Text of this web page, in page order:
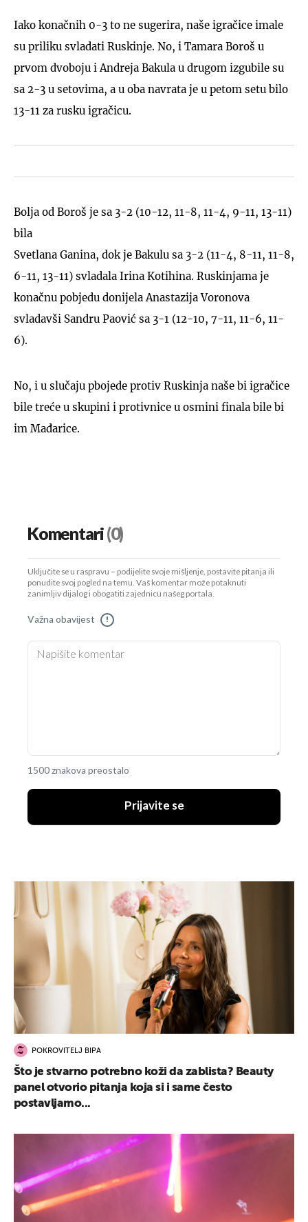
Iako konačnih 0-3 to ne sugerira, naše igračice imale
su priliku svladati Ruskinje. No, i Tamara Boroš u
prvom dvoboju i Andreja Bakula u drugom izgubile su
sa 2-3 u setovima, a u oba navrata je u petom setu bilo
13-11 za rusku igračicu.
Bolja od Boroš je sa 3-2 (10-12, 11-8, 11-4, 9-11, 13-11)
bila
Svetlana Ganina, dok je Bakulu sa 3-2 (11-4, 8-11, 11-8,
6-11, 13-11) svladala Irina Kotihina. Ruskinjama je
konačnu pobjedu donijela Anastazija Voronova
svladavši Sandru Paović sa 3-1 (12-10, 7-11, 11-6, 11-
6).
No, i u slučaju pbojede protiv Ruskinja naše bi igračice
bile treće u skupini i protivnice u osmini finala bile bi
im Mađarice.
Komentari(0)
Uključite se u raspravu – podijelite svoje mišljenje, postavite pitanja ili
ponudite svoj pogled na temu. Vaš komentar može potaknuti
zanimljiv dijalog i obogatiti zajednicu našeg portala.
Važna obavijest !
1500 znakova preostalo
Prijavite se
POKROVITELJ BIPA
Što je stvarno potrebno koži da zablista? Beauty
panel otvorio pitanja koja si i same često
postavljamo...